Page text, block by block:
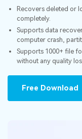
Sala stampa
Negozio
Supporto
Backup Dati
Riparazione Dati
Recover file
Recover
Recover From
Controlla
Blog
Problemi dei File
Problemi del
Problemi del
Supporto
Supporto
Novità
Guida
50% OFF!
Recovers deleted or
completely.
Supports data
computer crash,
Supports 1000+ file
without any quality
Free Download